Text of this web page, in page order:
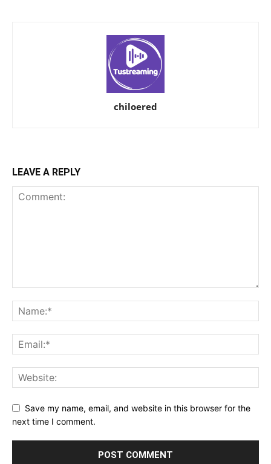
chiloered
LEAVE A REPLY
Save my name, email, and website in this browser for the
next time I comment.